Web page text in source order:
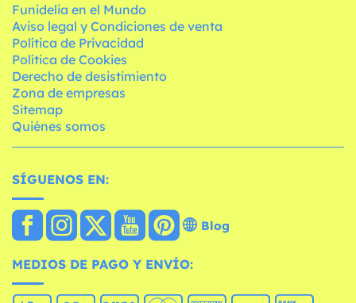
Funidelia en el Mundo
Aviso legal y Condiciones de venta
Política de Privacidad
Política de Cookies
Derecho de desistimiento
Zona de empresas
Sitemap
Quiénes somos
SÍGUENOS EN:
Blog
MEDIOS DE PAGO Y ENVÍO: